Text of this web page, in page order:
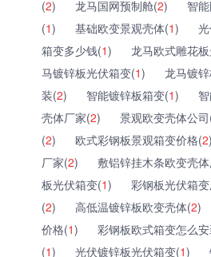
(2) 龙马国网预制舱(2) 智
(1) 基础欧变景观壳体(1)
箱变多少钱(1) 龙马欧式雕花
马镀锌板光伏箱变(1) 龙马镀
装(2) 智能镀锌板箱变(1)
壳体厂家(2) 景观欧变壳体公
(2) 欧式彩钢板景观箱变价格(2)
厂家(2) 敷铝锌挂木条欧变壳
板光伏箱变(1) 彩钢板光伏箱
(2) 高低温镀锌板欧变壳体(2)
价格(1) 彩钢板欧式箱变怎么
(1) 光伏镀锌板光伏箱变(1)